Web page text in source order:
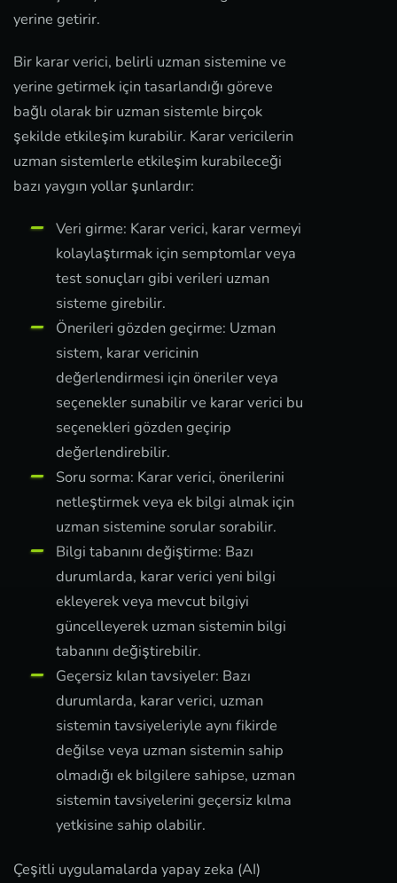
yerine getirir.
Bir karar verici, belirli uzman sistemine ve
yerine getirmek için tasarlandığı göreve
bağlı olarak bir uzman sistemle birçok
şekilde etkileşim kurabilir. Karar vericilerin
uzman sistemlerle etkileşim kurabileceği
bazı yaygın yollar şunlardır:
Veri girme: Karar verici, karar vermeyi
kolaylaştırmak için semptomlar veya
test sonuçları gibi verileri uzman
sisteme girebilir.
Önerileri gözden geçirme: Uzman
sistem, karar vericinin
değerlendirmesi için öneriler veya
seçenekler sunabilir ve karar verici bu
seçenekleri gözden geçirip
değerlendirebilir.
Soru sorma: Karar verici, önerilerini
netleştirmek veya ek bilgi almak için
uzman sistemine sorular sorabilir.
Bilgi tabanını değiştirme: Bazı
durumlarda, karar verici yeni bilgi
ekleyerek veya mevcut bilgiyi
güncelleyerek uzman sistemin bilgi
tabanını değiştirebilir.
Geçersiz kılan tavsiyeler: Bazı
durumlarda, karar verici, uzman
sistemin tavsiyeleriyle aynı fikirde
değilse veya uzman sistemin sahip
olmadığı ek bilgilere sahipse, uzman
sistemin tavsiyelerini geçersiz kılma
yetkisine sahip olabilir.
Çeşitli uygulamalarda yapay zeka (AI)